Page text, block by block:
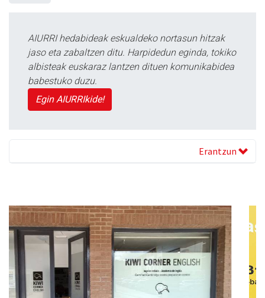
AIURRI hedabideak eskualdeko nortasun hitzak
jaso eta zabaltzen ditu. Harpidedun eginda, tokiko
albisteak euskaraz lantzen dituen komunikabidea
babestuko duzu.
Egin AIURRIkide!
Erantzun